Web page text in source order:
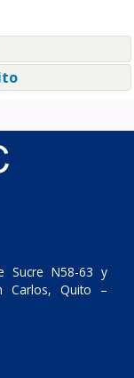
Sucre N58-63 y
Carlos, Quito –